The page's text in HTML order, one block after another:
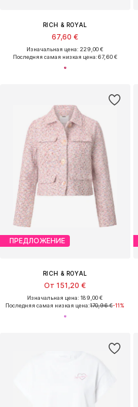
RICH & ROYAL
67,60 €
Изначальная цена: 229,00 €
Последняя самая низкая цена:67,60 €
ПРЕДЛОЖЕНИЕ
RICH & ROYAL
От 151,20 €
Изначальная цена: 189,00 €
Последняя самая низкая цена:170,96 €-11%